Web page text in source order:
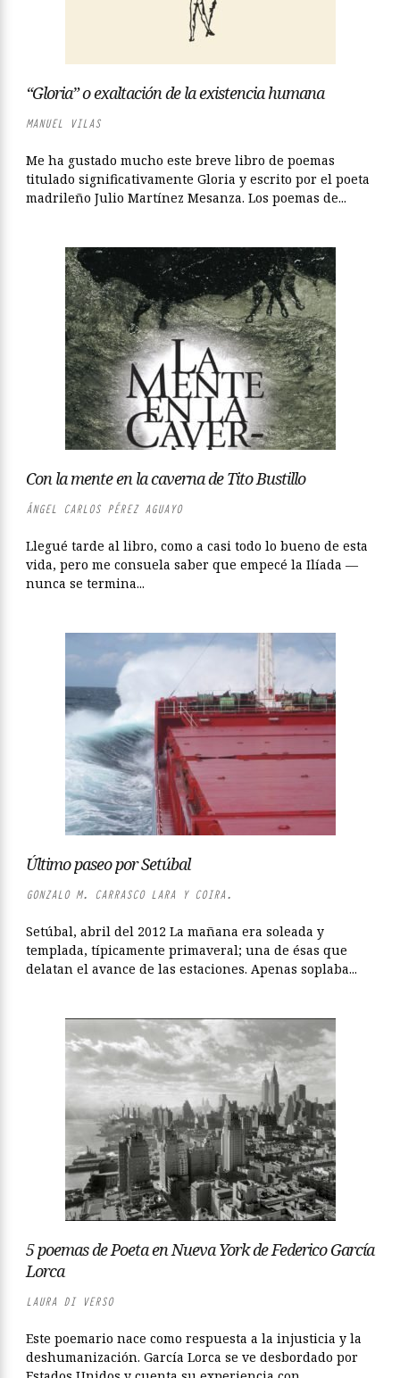
“Gloria” o exaltación de la existencia humana
MANUEL VILAS
Me ha gustado mucho este breve libro de poemas
titulado significativamente Gloria y escrito por el poeta
madrileño Julio Martínez Mesanza. Los poemas de...
Con la mente en la caverna de Tito Bustillo
ÁNGEL CARLOS PÉREZ AGUAYO
Llegué tarde al libro, como a casi todo lo bueno de esta
vida, pero me consuela saber que empecé la Ilíada —
nunca se termina...
Último paseo por Setúbal
GONZALO M. CARRASCO LARA Y COIRA.
Setúbal, abril del 2012 La mañana era soleada y
templada, típicamente primaveral; una de ésas que
delatan el avance de las estaciones. Apenas soplaba...
5 poemas de Poeta en Nueva York de Federico García
Lorca
LAURA DI VERSO
Este poemario nace como respuesta a la injusticia y la
deshumanización. García Lorca se ve desbordado por